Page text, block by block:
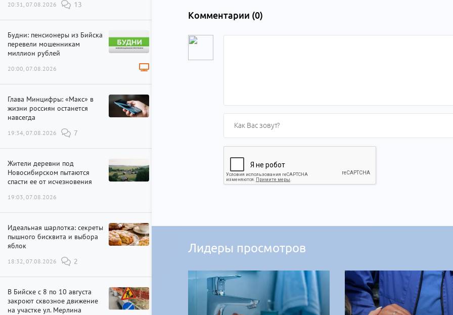
20:31, 07.08.2026 13
Будни: пенсионеры из Бийска
перевели мошенникам
миллион рублей
20:00, 07.08.2026
Глава Минцифры: «Макс» в
жизни россиян останется
навсегда
19:34, 07.08.2026 7
Жители деревни под
Новосибирском пытаются
спасти ее от исчезновения
19:03, 07.08.2026
Идеальная шарлотка: секреты
пышного бисквита и выбора
яблок
18:32, 07.08.2026 2
В Бийске с 8 по 10 августа
закроют сквозное движение
на участке ул. Мерлина
Комментарии (0)
Лидеры просмотров